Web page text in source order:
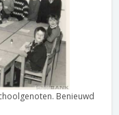
Benieuwd